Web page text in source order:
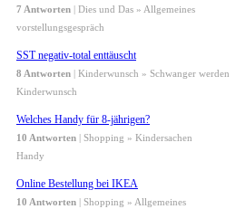
7 Antworten | Dies und Das » Allgemeines
vorstellungsgespräch
SST negativ-total enttäuscht
8 Antworten | Kinderwunsch » Schwanger werden
Kinderwunsch
Welches Handy für 8-jährigen?
10 Antworten | Shopping » Kindersachen
Handy
Online Bestellung bei IKEA
10 Antworten | Shopping » Allgemeines